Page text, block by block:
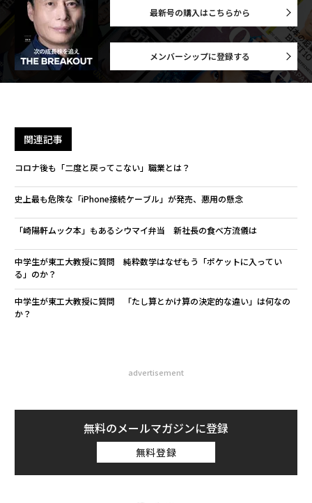
最新号の購入はこちらから
メンバーシップに登録する
関連記事
コロナ後も「二度と戻ってこない」職業とは？
史上最も危険な「iPhone接続ケーブル」が発売、悪用の懸念
「崎陽軒ムック本」もあるシウマイ弁当 新社長の食べ方流儀は
中学生が東工大教授に質問 純粋数学はなぜもう「ポケットに入ってい
る」のか？
中学生が東工大教授に質問 「たし算とかけ算の決定的な違い」は何なの
か？
advertisement
無料のメールマガジンに登録
無料登録